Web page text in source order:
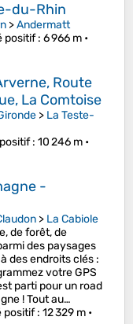
du-Rhin
>Andermatt
positif: 6 966 m •
Route
La Comtoise
> La Teste-
: 10 246 m •
-
> La Cabiole
de forêt, de
des paysages
des endroits clés :
votre GPS
parti pour un road
! Tout au…
positif: 12 329 m •